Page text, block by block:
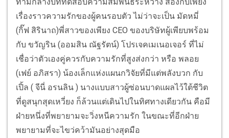
ท่ามกลางบททดสอบความสัมพันธ์ระหว่าง สองกับเพียง
เรื่องราวความรักของผู้คนรอบตัว ไม่ว่าจะเป็น มัดหมี่
(กิ๊ฟ สิรินาถ)พี่สาวของเพียง CEO ของบริษัทผู้เพียบพร้อม
กับ ขวัญริน (ออมสิน ณัฐรัตน์) โปรเจคเมเนอเจอร์ ที่ไม่
เชื่อว่าตัวเองคู่ควรกับความรักที่สูงส่งกว่า หรือ พลอย
(เฟย์ อภิสรา) น้องเล็กแห่งแผนกวิจัยที่มีแต่พลังบวก กับ
เปิ้ล ( จีนี่ อรนลิน ) นางแบบสาวผู้ซ่อนบาดแผลไว้ใต้ชีวิต
ที่ดูสนุกสุดเหวี่ยง ก็ล้วนแต่เดินไปในทิศทางเดียวกัน คือมี
ฝ่ายหนึ่งที่พยายามจะวิ่งหนีความรัก ในขณะที่อีกฝ่าย
พยายามที่จะไขว่คว้ามันอย่างสุดมือ